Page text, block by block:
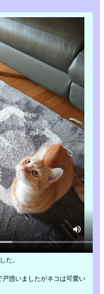
た。
惑いましたがネコは可愛い